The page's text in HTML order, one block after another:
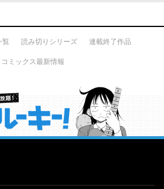
覧 読み切りシリーズ 連載終了作品
コミックス最新情報
読み放題！ ジャンプルーキー！